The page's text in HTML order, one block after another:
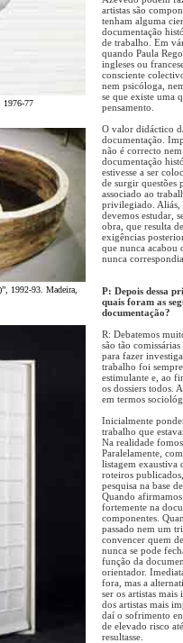
1976-77
1992-93. Madeira,
artistas são
tenham alguma
documentação
de trabalho. Em
quando Paula
ingleses ou
consciente
nem psicóloga,
se que existe uma
pensamento.
O valor didáctico
documentação.
não é correcto
documentação
estivesse a ser
de surgir questões
associado ao
privilegiado. Aliás,
devemos estudar,
obra, que resulta
exigências
que nunca acabou
nunca
P: Depois dessa
quais foram as
documentação?
R: Debatemos
são tão
para fazer
trabalho foi
estimulante e, ao
os dossiers todos.
em termos
Inicialmente
trabalho que
Na realidade
Paralelamente,
listagem exaustiva
roteiros
pesquisa na base
Quando
fortemente na
componentes.
passado nem um
convencer quem
nunca se pode
função da
orientador.
fora, mas a
ser os artistas
dos artistas mais
daí o sofrimento
de elevado risco
resultasse.